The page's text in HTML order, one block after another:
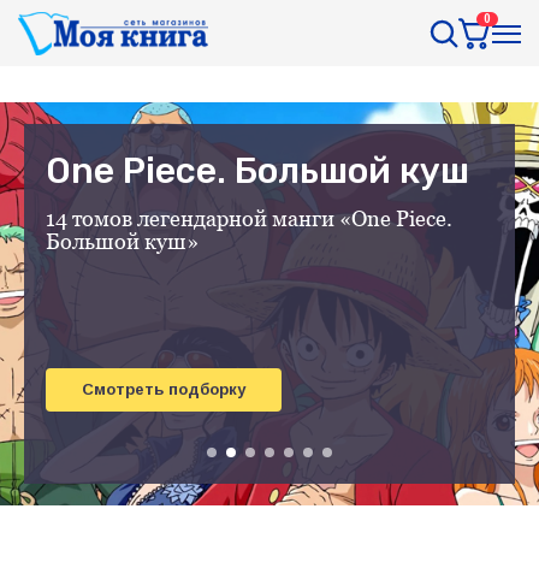
0
One Piece. Большой куш
14 томов легендарной манги «One Piece.
Большой куш»
Смотреть подборку